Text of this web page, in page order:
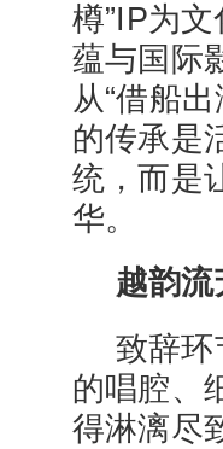
樽”IP为
蕴与国际
从“借船
的传承是
统，而是
华。
越韵
致辞环
的唱腔、
得淋漓尽